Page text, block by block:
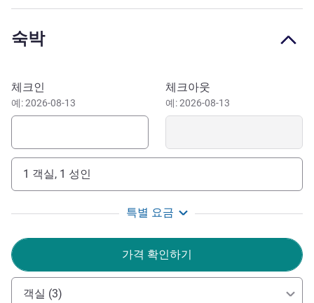
6-min drive away, or stroll through Rui Barbosa Square, just
Araçatuba. Visit the Gastronomic Center full of bars and
Ibis Araçatuba for a comfortable and conveniently located
stay in this inviting and ideal city, at a very affordable
Welcome to Ibis Araçatuba in a privileged location close
to the highway and the top bars and restaurants. Known as
traditional "cupim casqueirado".
Tiago Querido 호텔 관리
숙박
이 호텔 예약하기
체크인
예: 2026-08-13
체크아웃
예: 2026-08-13
1 객실, 1 성인
특별 요금
가격 확인하기
객실 (3)